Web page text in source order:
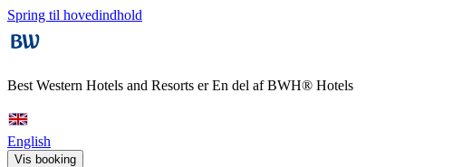
Spring til hovedindhold
Best Western Hotels and Resorts erEn del af BWH® Hotels
English
Vis booking